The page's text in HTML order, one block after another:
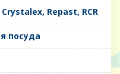
Repast, RCR
посуда